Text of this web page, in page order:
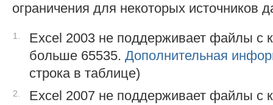
ограничения для некоторых источников
Excel 2003 не поддерживает файлы с
больше 65535. Дополнительная
строка в таблице)
Excel 2007 не поддерживает файлы с